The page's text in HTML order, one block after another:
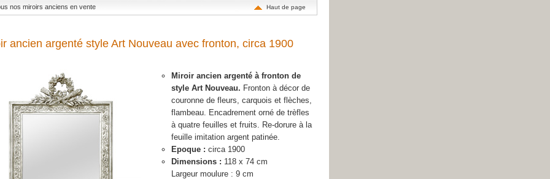
nos miroirs anciens en vente Haut de page
ancien argenté style Art Nouveau avec fronton, circa 1900
Miroir ancien argenté à fronton de
style Art Nouveau. Fronton à décor de
couronne de fleurs, carquois et flèches,
flambeau. Encadrement orné de trèfles
à quatre feuilles et fruits. Re-dorure à la
feuille imitation argent patinée.
Epoque : circa 1900
Dimensions : 118 x 74 cm
Largeur moulure : 9 cm